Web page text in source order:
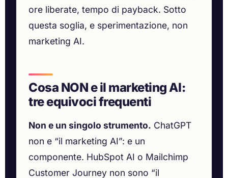
ore liberate, tempo di payback. Sotto
questa soglia, e sperimentazione, non
marketing AI.
Cosa NON e il marketing AI:
tre equivoci frequenti
Non e un singolo strumento. ChatGPT
non e “il marketing AI”: e un
componente. HubSpot AI o Mailchimp
Customer Journey non sono “il